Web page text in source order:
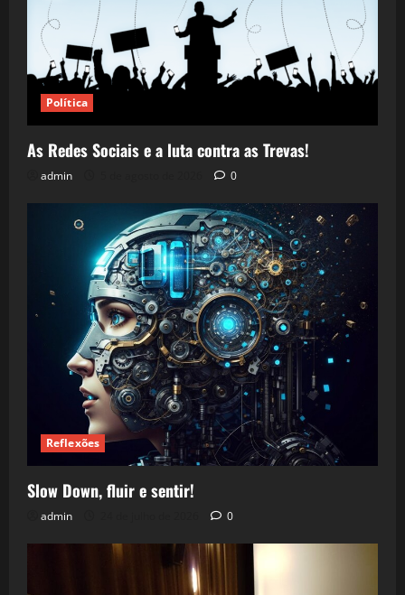
Política
As Redes Sociais e a luta contra as Trevas!
admin 0
Reflexões
Slow Down, fluir e sentir!
admin 0